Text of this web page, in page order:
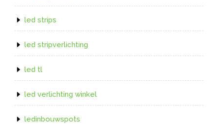
led strips
led stripverlichting
led tl
led verlichting winkel
ledinbouwspots